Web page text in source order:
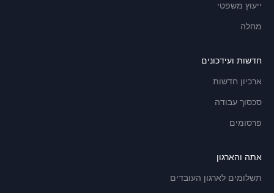
ייעוץ משפטי
מחלה
חדשות ועידכונים
ארכיון חדשות
סכסוך עבודה
פרסומים
אתה והארגון
תשלומים לארגון העובדים